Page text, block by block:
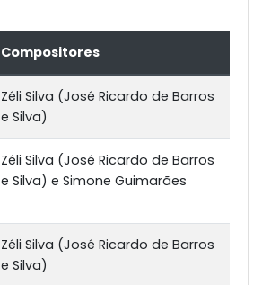
Compositores
Zéli Silva (José Ricardo de Barros
e Silva)
Zéli Silva (José Ricardo de Barros
e Silva) e Simone Guimarães
Zéli Silva (José Ricardo de Barros
e Silva)